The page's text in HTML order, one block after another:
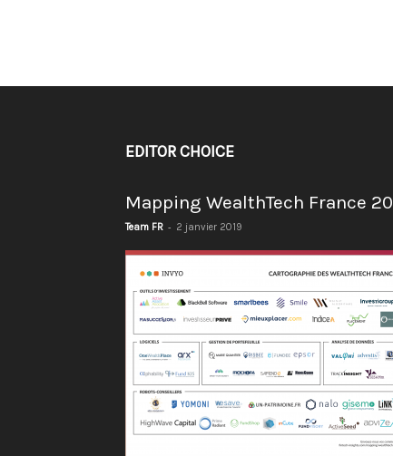
EDITOR CHOICE
Mapping WealthTech France
Team FR - 2 janvier 2019